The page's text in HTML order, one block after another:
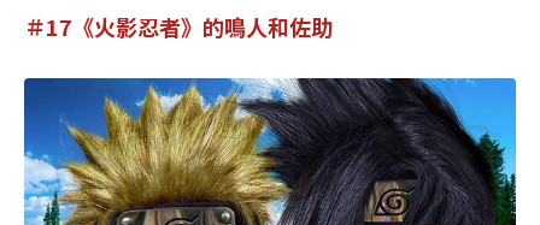
＃17《火影忍者》的鳴人和佐助